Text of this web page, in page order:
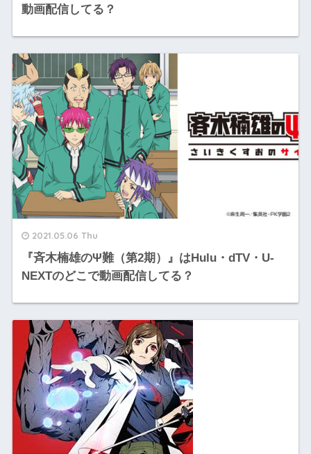
動画配信してる？
2021.05.06 Thu
『斉木楠雄のΨ難（第2期）』はHulu・dTV・U-
NEXTのどこで動画配信してる？